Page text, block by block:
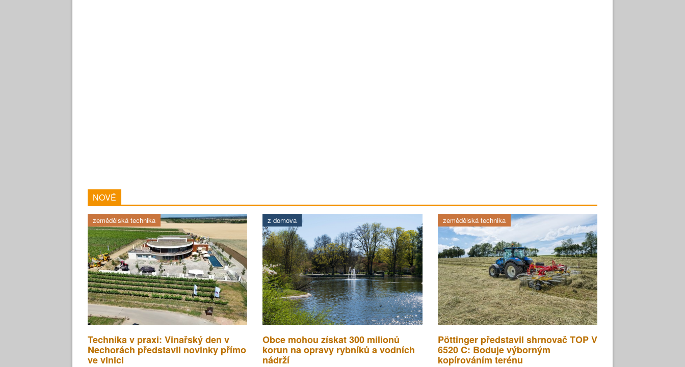
NOVÉ
zemědělská technika
Technika v praxi: Vinařský den v
Nechorách představil novinky přímo
ve vinici
z domova
Obce mohou získat 300 milionů
korun na opravy rybníků a vodních
nádrží
zemědělská technika
Pöttinger představil shrnovač TOP V
6520 C: Boduje výborným
kopírováním terénu